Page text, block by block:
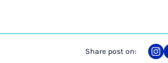
Share post on: